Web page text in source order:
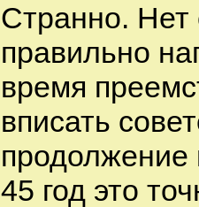
Странно. Нет
правильно
время
вписать
продолжение
45 год это